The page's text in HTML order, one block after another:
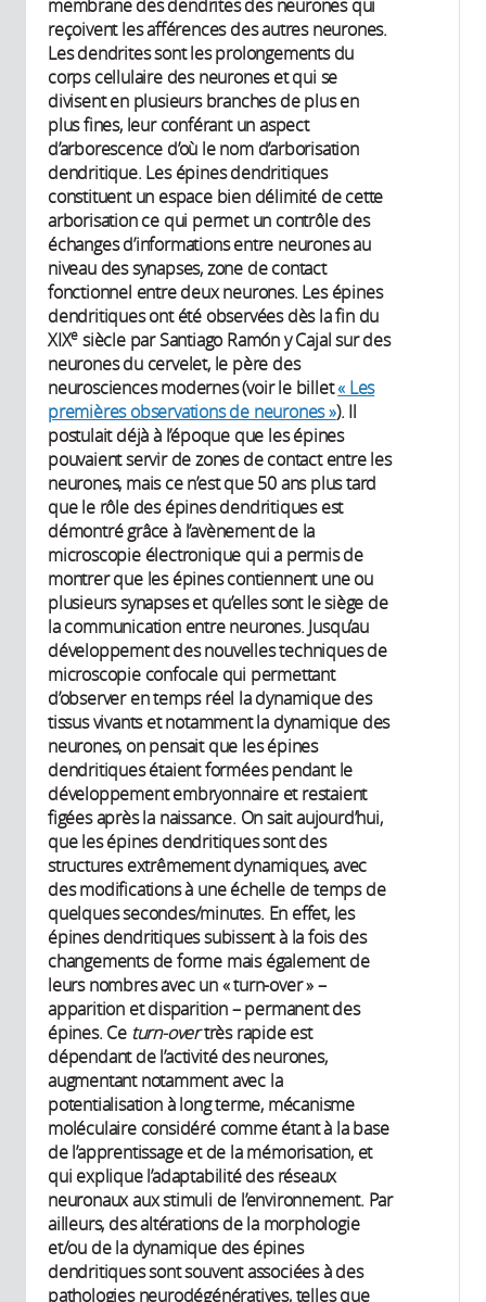
membrane des dendrites des neurones qui
reçoivent les afférences des autres neurones.
Les dendrites sont les prolongements du
corps cellulaire des neurones et qui se
divisent en plusieurs branches de plus en
plus fines, leur conférant un aspect
d’arborescence d’où le nom d’arborisation
dendritique. Les épines dendritiques
constituent un espace bien délimité de cette
arborisation ce qui permet un contrôle des
échanges d’informations entre neurones au
niveau des synapses, zone de contact
fonctionnel entre deux neurones. Les épines
dendritiques ont été observées dès la fin du
XIXe siècle par Santiago Ramón y Cajal sur des
neurones du cervelet, le père des
neurosciences modernes (voir le billet« Les
premières observations de neurones »). Il
postulait déjà à l’époque que les épines
pouvaient servir de zones de contact entre les
neurones, mais ce n’est que 50 ans plus tard
que le rôle des épines dendritiques est
démontré grâce à l’avènement de la
microscopie électronique qui a permis de
montrer que les épines contiennent une ou
plusieurs synapses et qu’elles sont le siège de
la communication entre neurones. Jusqu’au
développement des nouvelles techniques de
microscopie confocale qui permettant
d’observer en temps réel la dynamique des
tissus vivants et notamment la dynamique des
neurones, on pensait que les épines
dendritiques étaient formées pendant le
développement embryonnaire et restaient
figées après la naissance. On sait aujourd’hui,
que les épines dendritiques sont des
structures extrêmement dynamiques, avec
des modifications à une échelle de temps de
quelques secondes/minutes. En effet, les
épines dendritiques subissent à la fois des
changements de forme mais également de
leurs nombres avec un « turn-over » –
apparition et disparition – permanent des
épines. Ce turn-overtrès rapide est
dépendant de l’activité des neurones,
augmentant notamment avec la
potentialisation à long terme, mécanisme
moléculaire considéré comme étant à la base
de l’apprentissage et de la mémorisation, et
qui explique l’adaptabilité des réseaux
neuronaux aux stimuli de l’environnement. Par
ailleurs, des altérations de la morphologie
et/ou de la dynamique des épines
dendritiques sont souvent associées à des
pathologies neurodégénératives, telles que